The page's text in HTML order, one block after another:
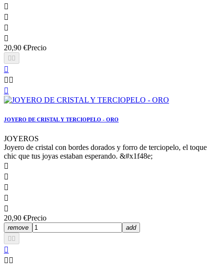




20,90 €Precio


 

JOYERO DE CRISTAL Y TERCIOPELO - ORO
JOYEROS
Joyero de cristal con bordes dorados y forro de terciopelo, el toque
chic que tus joyas estaban esperando. &#x1f48e;





20,90 €Precio
remove
add


 